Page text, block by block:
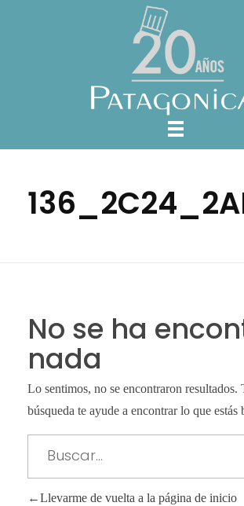
No se ha
nada
Lo sentimos, no se encontraron resultados.
búsqueda te ayude a encontrar lo que estás
Llevarme de vuelta a la página de inicio